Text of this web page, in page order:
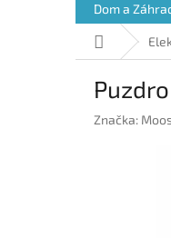
Dom a
Domov
Značka: